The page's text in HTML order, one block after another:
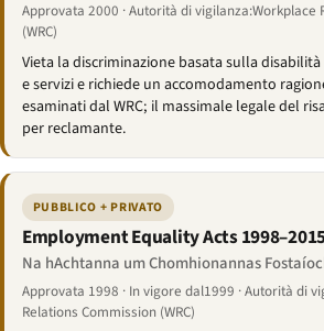
Approvata 2000 · Autorità di vigilanza:Workplace
(WRC)
Vieta la discriminazione basata sulla
e servizi e richiede un accomodamento
esaminati dal WRC; il massimale legale del
per reclamante.
PUBBLICO + PRIVATO
Employment Equality Acts
Na hAchtanna um Chomhionannas
Approvata 1998 · In vigore dal1999 · Autorità di
Relations Commission (WRC)